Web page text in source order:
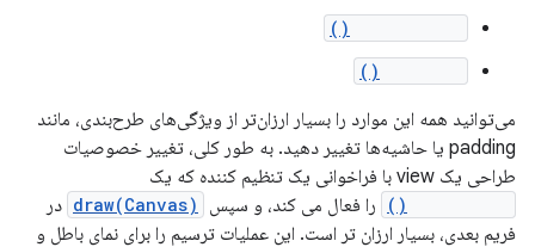
می‌توانید همه این موارد را بسیار ارزان‌تر از ویژگی‌های طرح‌بندی، مانند
padding یا حاشیه‌ها تغییر دهید. به طور کلی، تغییر خصوصیات
طراحی یک view با فراخوانی یک تنظیم کننده که یک
را فعال می کند، و سپس draw(Canvas) در
فریم بعدی، بسیار ارزان تر است. این عملیات ترسیم را برای نمای باطل و